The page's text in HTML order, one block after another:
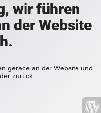
wir führen
der Website
gerade an der Website und
zurück.